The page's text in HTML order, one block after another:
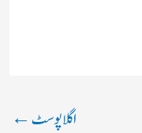
اگلا پوسٹ←